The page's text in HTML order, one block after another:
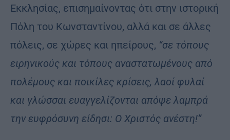
Εκκλησίας, επισημαίνοντας ότι στην ιστορική
Πόλη του Κωνσταντίνου, αλλά και σε άλλες
πόλεις, σε χώρες και ηπείρους, “σε τόπους
ειρηνικούς και τόπους αναστατωμένους από
πολέμους και ποικίλες κρίσεις, λαοί φυλαί
και γλώσσαι ευαγγελίζονται απόψε λαμπρά
την ευφρόσυνη είδησι: Ο Χριστός ανέστη!”